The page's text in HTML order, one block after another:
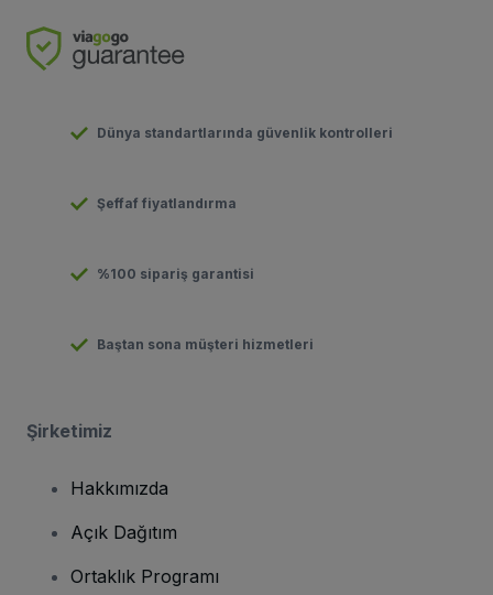
Dünya standartlarında güvenlik kontrolleri
Şeffaf fiyatlandırma
%100 sipariş garantisi
Baştan sona müşteri hizmetleri
Şirketimiz
Hakkımızda
Açık Dağıtım
Ortaklık Programı